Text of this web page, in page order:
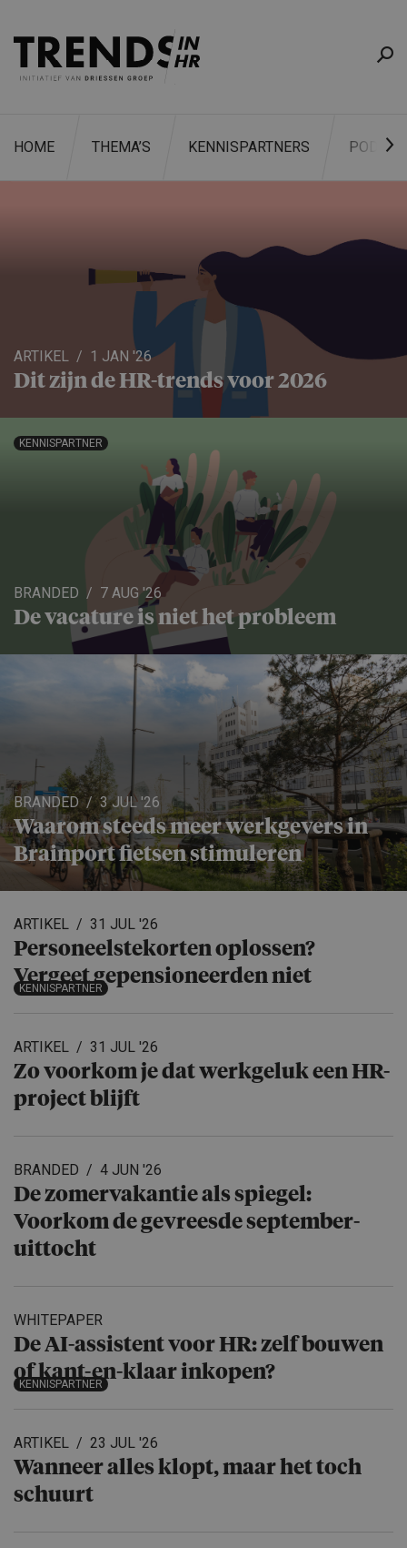
HOME THEMA’S KENNISPARTNERS
ARTIKEL 1 JAN '26
Dit zijn de HR-trends voor 2026
BRANDED 7 AUG '26
De vacature is niet het probleem
KENNISPARTNER
BRANDED 3 JUL '26
Waarom steeds meer werkgevers in
Brainport fietsen stimuleren
ARTIKEL 31 JUL '26
Personeels­te­korten oplossen?
Vergeet gepensio­neerden niet
KENNISPARTNER
ARTIKEL 31 JUL '26
Zo voorkom je dat werkgeluk een HR-
project blijft
BRANDED 4 JUN '26
De zomervakantie als spiegel:
Voorkom de gevreesde september-
uittocht
WHITEPAPER
De AI-assistent voor HR: zelf bouwen
of kant-en-klaar inkopen?
KENNISPARTNER
ARTIKEL 23 JUL '26
Wanneer alles klopt, maar het toch
schuurt